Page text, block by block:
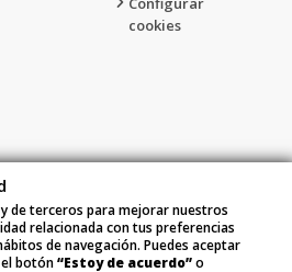
cookies
Precio
de terceros para mejorar nuestros
relacionada con tus preferencias
de navegación. Puedes aceptar
botón“Estoy de acuerdo”o